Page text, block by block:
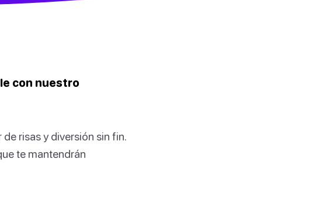
con nuestro
risas y diversión sin fin.
te mantendrán